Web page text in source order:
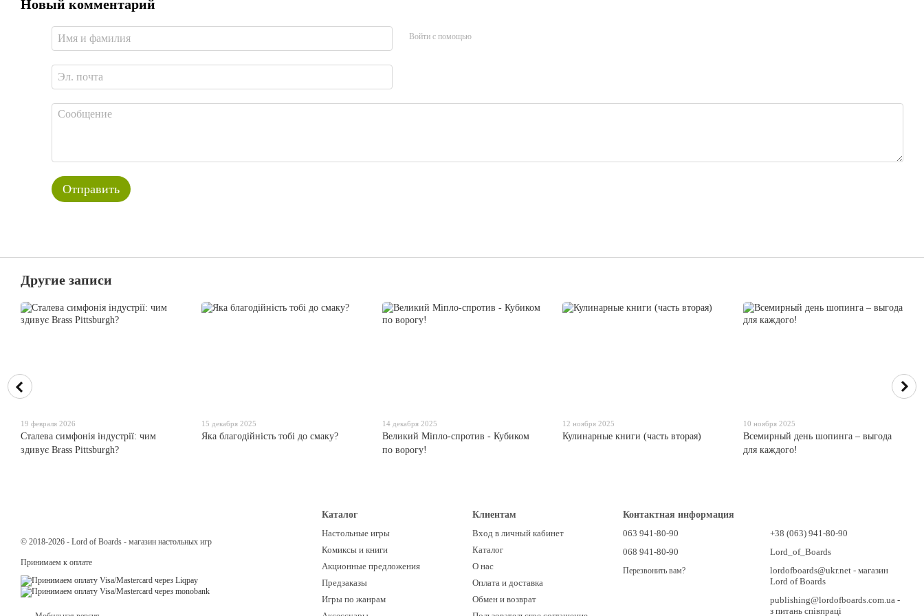
Новый комментарий
Войти с помощью
Отправить
Другие записи
19 февраля 2026
Сталева симфонія індустрії: чим
здивує Brass Pittsburgh?
15 декабря 2025
Яка благодійність тобі до смаку?
14 декабря 2025
Великий Міпло-спротив - Кубиком
по ворогу!
12 ноября 2025
Кулинарные книги (часть вторая)
10 ноября 2025
Всемирный день шопинга – выгода
для каждого!
© 2018-2026 - Lord of Boards - магазин настольных игр
Принимаем к оплате
Каталог
Настольные игры
Комиксы и книги
Акционные предложения
Предзаказы
Игры по жанрам
Клиентам
Вход в личный кабинет
Каталог
О нас
Оплата и доставка
Обмен и возврат
Контактная информация
063 941-80-90
068 941-80-90
Перезвонить вам?
+38 (063) 941-80-90
Lord_of_Boards
lordofboards@ukr.net - магазин
Lord of Boards
publishing@lordofboards.com.ua -
з питань співпраці